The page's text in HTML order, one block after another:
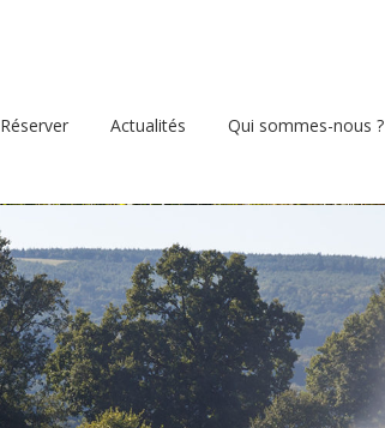
Réserver Actualités Qui sommes-nous ?